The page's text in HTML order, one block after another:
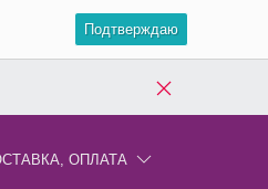
Подтверждаю
ОПЛАТА